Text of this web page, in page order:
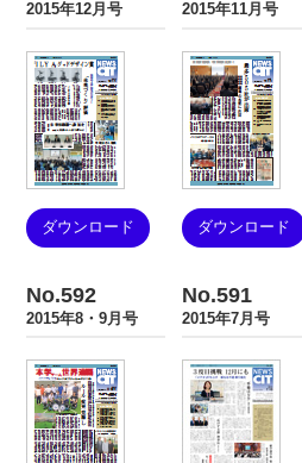
2015年12月号
ダウンロード
2015年11月号
ダウンロード
No.592
2015年8・9月号
No.591
2015年7月号